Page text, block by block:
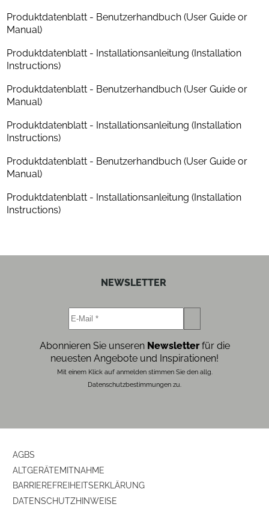
Tiefe (cm) 33.5
Konstruktionsmerkmale
Laufwerk
Antriebsart Riemenantrieb
Produktdatenblatt - Benutzerhandbuch (User Guide or
Manual)
Produktdatenblatt - Installationsanleitung (Installation
Instructions)
Produktdatenblatt - Benutzerhandbuch (User Guide or
Manual)
Produktdatenblatt - Installationsanleitung (Installation
Instructions)
Produktdatenblatt - Benutzerhandbuch (User Guide or
Manual)
Produktdatenblatt - Installationsanleitung (Installation
Instructions)
NEWSLETTER
Abonnieren Sie unseren Newsletterfür die
neuesten Angebote und Inspirationen!
Mit einem Klick auf anmelden stimmen Sie den allg.
Datenschutzbestimmungen zu.
AGBS
ALTGERÄTEMITNAHME
BARRIEREFREIHEITSERKLÄRUNG
DATENSCHUTZHINWEISE